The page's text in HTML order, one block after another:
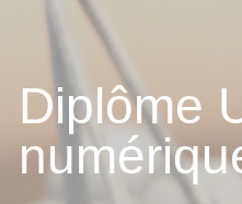
Diplôme